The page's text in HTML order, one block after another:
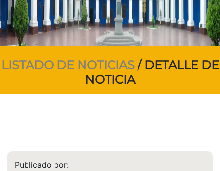
LISTADO DE NOTICIAS / DETALLE DE
NOTICIA
Publicado por: